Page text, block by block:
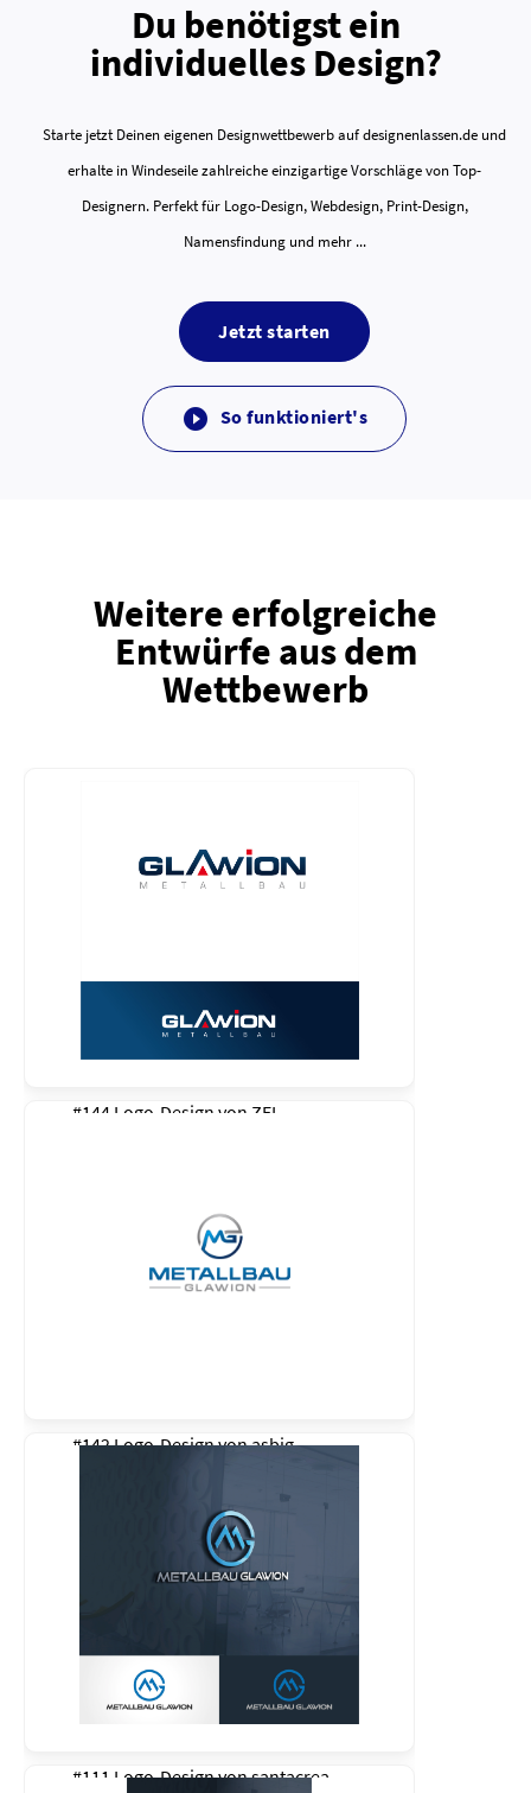
Du benötigst ein
individuelles Design?
Starte jetzt Deinen eigenen Designwettbewerb auf designenlassen.de und
erhalte in Windeseile zahlreiche einzigartige Vorschläge von Top-
Designern. Perfekt für Logo-Design, Webdesign, Print-Design,
Namensfindung und mehr ...
Jetzt starten
 So funktioniert's
Weitere erfolgreiche
Entwürfe aus dem
Wettbewerb
#144 Logo-Design von ZEL
#142 Logo-Design vonasbig
#111 Logo-Design vonsantacrea